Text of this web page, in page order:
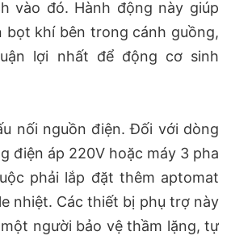
vào đó. Hành động này giúp
bọt khí bên trong cánh guồng,
lợi nhất để động cơ sinh
nối nguồn điện. Đối với dòng
điện áp 220V hoặc máy 3 pha
phải lắp đặt thêm aptomat
nhiệt. Các thiết bị phụ trợ này
người bảo vệ thầm lặng, tự